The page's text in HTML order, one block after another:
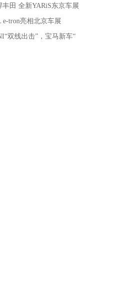
田 全新YARiS东京车展
e-tron亮相北京车展
双线出击”，宝马新车“